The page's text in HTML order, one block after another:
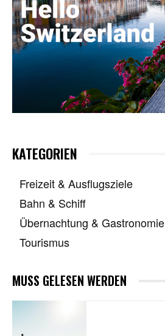
KATEGORIEN
Freizeit & Ausflugsziele
Bahn & Schiff
Übernachtung & Gastronomie
Tourismus
MUSS GELESEN WERDEN